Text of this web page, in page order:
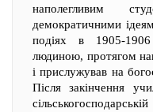
наполегливим
демократичними
подіях в 1905-
людиною, протягом
і прислужував на
Після закінчення